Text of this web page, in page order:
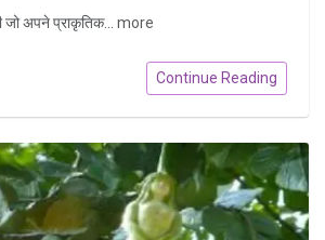
जो अपने प्राकृतिक... more
Continue Reading